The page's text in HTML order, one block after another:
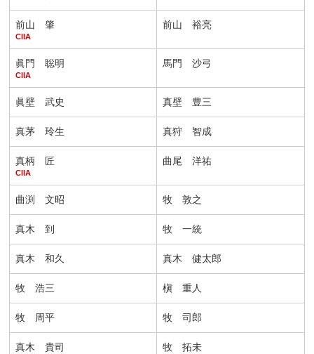
前山 肇
CIIA
前山 裕亮
眞門 聡明
CIIA
馬門 沙弓
眞壁 武史 真壁 豊三
真茅 玲生 真狩 智成
真柄 匠
CIIA
曲尾 洋祐
曲渕 文昭 牧 敦之
真木 到 牧 一統
真木 和久 真木 健太郎
牧 浩三 槇 重人
牧 周平 牧 司郎
真木 貴司 牧 拓未